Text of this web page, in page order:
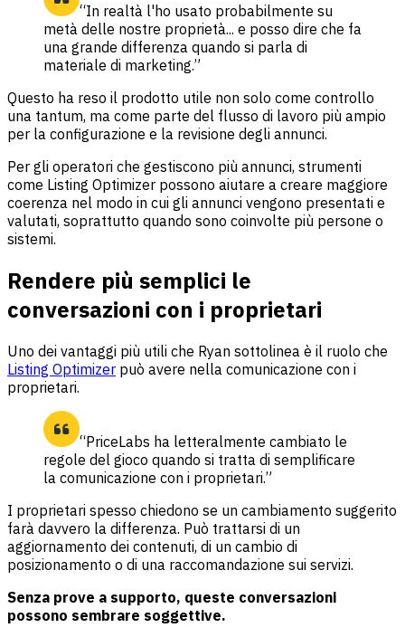
“In realtà l'ho usato probabilmente su
metà delle nostre proprietà... e posso dire che fa
una grande differenza quando si parla di
materiale di marketing.”
Questo ha reso il prodotto utile non solo come controllo
una tantum, ma come parte del flusso di lavoro più ampio
per la configurazione e la revisione degli annunci.
Per gli operatori che gestiscono più annunci, strumenti
come Listing Optimizer possono aiutare a creare maggiore
coerenza nel modo in cui gli annunci vengono presentati e
valutati, soprattutto quando sono coinvolte più persone o
sistemi.
Rendere più semplici le
conversazioni con i proprietari
Uno dei vantaggi più utili che Ryan sottolinea è il ruolo che
Listing Optimizer può avere nella comunicazione con i
proprietari.
“PriceLabs ha letteralmente cambiato le
regole del gioco quando si tratta di semplificare
la comunicazione con i proprietari.”
I proprietari spesso chiedono se un cambiamento suggerito
farà davvero la differenza. Può trattarsi di un
aggiornamento dei contenuti, di un cambio di
posizionamento o di una raccomandazione sui servizi.
Senza prove a supporto, queste conversazioni
possono sembrare soggettive.